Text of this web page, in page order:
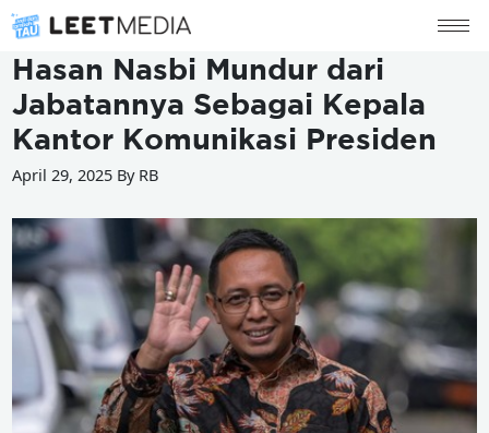
Hasan Nasbi Mundur dari
Jabatannya Sebagai Kepala
Kantor Komunikasi Presiden
April 29, 2025 By RB